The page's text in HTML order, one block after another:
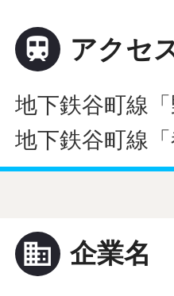
 アクセ
地下鉄谷町線
地下鉄谷町線
business 企業名